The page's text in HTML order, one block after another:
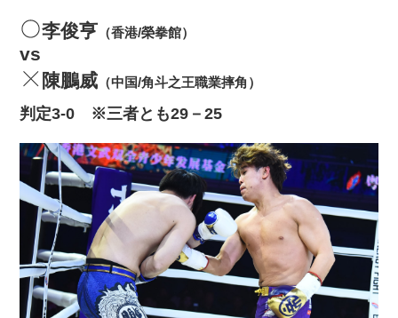
李俊亨 （香港/榮拳館）
vs
陳鵬威 （中国/角斗之王職業摔角）
判定3‐0 ※三者とも29－25